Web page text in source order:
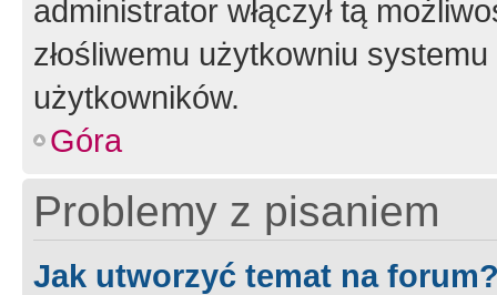
administrator włączył tą
złośliwemu użytkowniu
użytkowników.
Góra
Problemy z pisaniem
Jak utworzyć temat na